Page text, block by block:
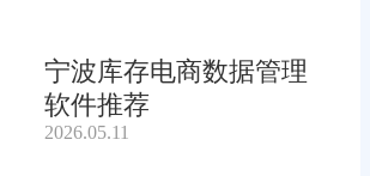
宁波库存电商数据管理
软件推荐
2026.05.11